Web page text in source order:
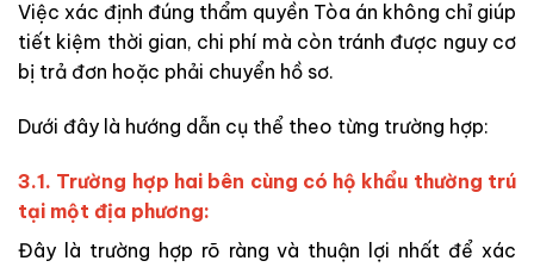
Việc xác định đúng thẩm quyền Tòa án không chỉ giúp
tiết kiệm thời gian, chi phí mà còn tránh được nguy cơ
bị trả đơn hoặc phải chuyển hồ sơ.
Dưới đây là hướng dẫn cụ thể theo từng trường hợp:
3.1. Trường hợp hai bên cùng có hộ khẩu thường trú
tại một địa phương:
Đây là trường hợp rõ ràng và thuận lợi nhất để xác